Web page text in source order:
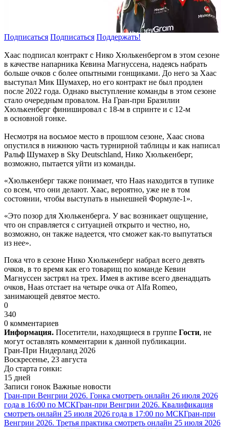
Подписаться Подписаться Поддержать!
Хаас подписал контракт с Нико Хюлькенбергом в этом сезоне
в качестве напарника Кевина Магнуссена, надеясь набрать
больше очков с более опытными гонщиками. До него за Хаас
выступал Мик Шумахер, но его контракт не был продлен
после 2022 года. Однако выступление команды в этом сезоне
стало очередным провалом. На Гран-при Бразилии
Хюлькенберг финишировал с 18-м в спринте и с 12-м
в основной гонке.
Несмотря на восьмое место в прошлом сезоне, Хаас снова
опустился в нижнюю часть турнирной таблицы и как написал
Ральф Шумахер в Sky Deutschland, Нико Хюлькенберг,
возможно, пытается уйти из команды.
«Хюлькенберг также понимает, что Haas находится в тупике
со всем, что они делают. Хаас, вероятно, уже не в том
состоянии, чтобы выступать в нынешней Формуле-1».
«Это позор для Хюлькенберга. У вас возникает ощущение,
что он справляется с ситуацией открыто и честно, но,
возможно, он также надеется, что сможет как-то выпутаться
из нее».
Пока что в сезоне Нико Хюлькенберг набрал всего девять
очков, в то время как его товарищ по команде Кевин
Магнуссен застрял на трех. Имея в активе всего двенадцать
очков, Haas отстает на четыре очка от Alfa Romeo,
занимающей девятое место.
0
340
0 комментариев
Информация. Посетители, находящиеся в группе Гости, не
могут оставлять комментарии к данной публикации.
Гран-При Нидерланд 2026
Воскресенье, 23 августа
До старта гонки:
15 дней
Записи гонок Важные новости
Гран-при Венгрии 2026. Гонка смотреть онлайн 26 июля 2026
года в 16:00 по МСКГран-при Венгрии 2026. Квалификация
смотреть онлайн 25 июля 2026 года в 17:00 по МСКГран-при
Венгрии 2026. Третья практика смотреть онлайн 25 июля 2026